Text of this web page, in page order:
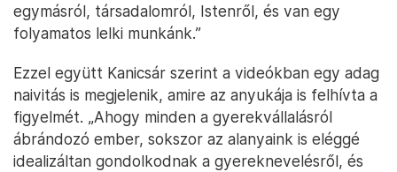
egymásról, társadalomról, Istenről, és van egy
folyamatos lelki munkánk.”
Ezzel együtt Kanicsár szerint a videókban egy adag
naivitás is megjelenik, amire az anyukája is felhívta a
figyelmét. „Ahogy minden a gyerekvállalásról
ábrándozó ember, sokszor az alanyaink is eléggé
idealizáltan gondolkodnak a gyereknevelésről, és